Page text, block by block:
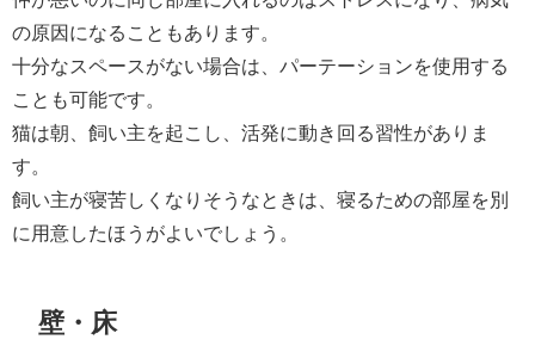
の原因になることもあります。
十分なスペースがない場合は、パーテーションを使用する
ことも可能です。
猫は朝、飼い主を起こし、活発に動き回る習性がありま
す。
飼い主が寝苦しくなりそうなときは、寝るための部屋を別
に用意したほうがよいでしょう。
壁・床